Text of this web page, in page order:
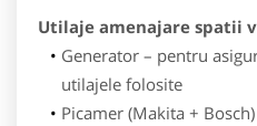
Utilaje amenajare spatii
Generator – pentru
utilajele folosite
Picamer (Makita +